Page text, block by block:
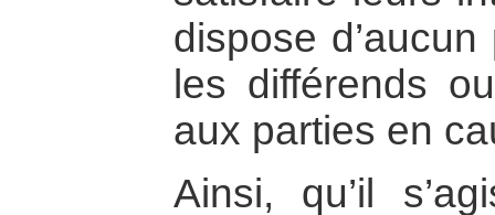
dispose
les différends
aux parties en
Ainsi, qu’il